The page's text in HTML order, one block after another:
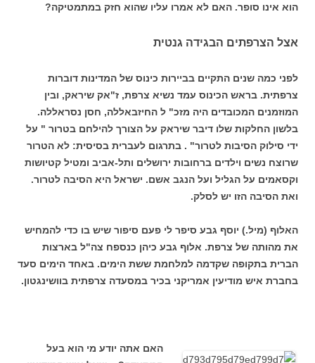
הוא אינו סופר. האם לא אמרו עליו שהוא חזק במתמטיקה?
אצל הצרפתים הבגידה גנטית
לפני כמה שנים התקיים בביירות כינוס של המדינות דוברות
צרפתית. בראש הכינוס עמד נשיא צרפת, ז"אק שיראק, ובין
המוזמנים המכובדים היה מזכ" ל החיזבאללה, חסן נסראללה.
בלשון החלקות שלו דיבר שיראק על הצורך להילחם בטרור " על
ידי סילוק הסיבות לטרור" . בתרגום לעברית בסיסית: לא הטרור
שרוצח נשים וילדים ברחובות ירושלים ותל-אביב ומטיל קטיושות
וקסאמים על הגליל ועל הנגב אשם. ישראל היא הסיבה לטרור.
ואת הסיבה הזו יש לסלק.
האלוף (מיל.) יוסף גבע סיפר לי פעם סיפור שיש בו כדי להמחיש
את מהותה של צרפת. אלוף גבע כיהן כנספח צה"ל בארצות
הברית בתקופה שקדמה למלחמת ששת הימים. באחד הימים סעד
בחברת איש מודיעין אמריקני בכיר במסעדה צרפתית בוושינגטון.
האם אתה יודע מי הוא בעל